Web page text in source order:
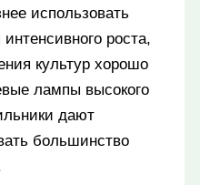
использовать
роста,
культур хорошо
лампы высокого
дают
большинство